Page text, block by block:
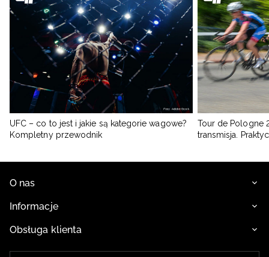
UFC – co to jest i jakie są kategorie wagowe?
Kompletny przewodnik
Tour de Pologne
transmisja.
O nas
Informacje
Obsługa klienta